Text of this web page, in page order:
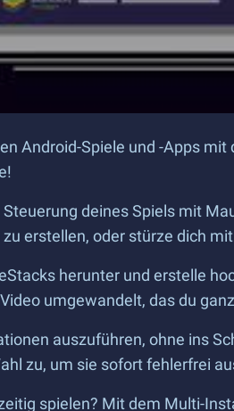
Android-Spiele und -Apps
deines Spiels mit
erstellen, oder stürze dich
herunter und erstelle
umgewandelt, das du
auszuführen, ohne ins
zu, um sie sofort fehlerfrei
spielen? Mit dem Multi-